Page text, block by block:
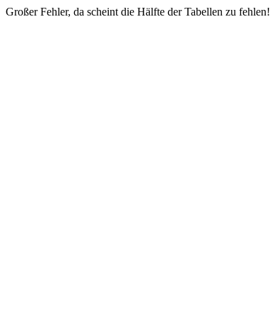
Großer Fehler, da scheint die Hälfte der Tabellen zu fehlen!